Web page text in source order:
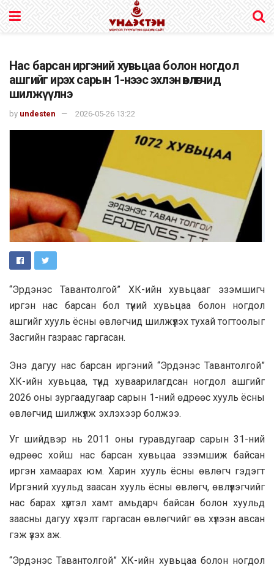
Нас барсан иргэний хувьцаа болон ногдол
ашгийг ирэх сарын 1-нээс эхлэн өвлөгчид
шилжүүлнэ
by undesten 2026-05-26 13:22
“Эрдэнэс Тавантолгой” ХК-ийн хувьцааг эзэмшигч
иргэн нас барсан бол түүний хувьцаа болон ногдол
ашгийг хууль ёсны өвлөгчид шилжүүлэх тухай тогтоолыг
Засгийн газраас гаргасан.
Энэ дагуу нас барсан иргэний “Эрдэнэс Тавантолгой”
ХК-ийн хувьцаа, түүнд хуваарилагдсан ногдол ашгийг
2026 оны зургаадугаар сарын 1-ний өдрөөс хууль ёсны
өвлөгчид шилжүүлж эхлэхээр болжээ.
Уг шийдвэр нь 2011 оны гуравдугаар сарын 31-ний
өдрөөс хойш нас барсан хувьцаа эзэмшиж байсан
иргэн хамаарах юм. Харин хууль ёсны өвлөгч гэдэгт
Иргэний хуульд заасан хууль ёсны өвлөгч, өвлүүлэгчийг
нас барах хүртэл хамт амьдарч байсан болон хуульд
заасны дагуу хүсэлт гаргасан өвлөгчийг өв хүлээн авсан
гэж үзэх аж.
“Эрдэнэс Тавантолгой” ХК-ийн хувьцаа болон ногдол